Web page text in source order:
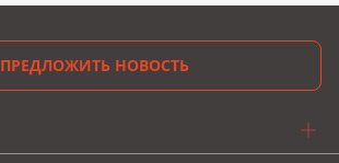
ПРЕДЛОЖИТЬ НОВОСТЬ